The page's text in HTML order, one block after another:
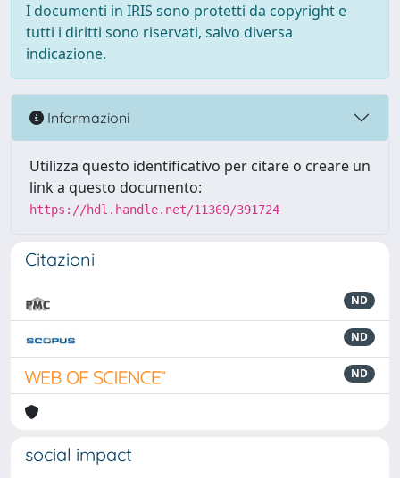
I documenti in IRIS sono protetti da copyright e
tutti i diritti sono riservati, salvo diversa
indicazione.
Informazioni
Utilizza questo identificativo per citare o creare un
link a questo documento:
https://hdl.handle.net/11369/391724
Citazioni
ND
ND
ND
social impact